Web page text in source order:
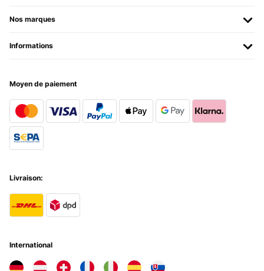
Nos marques
Informations
Moyen de paiement
Livraison:
International